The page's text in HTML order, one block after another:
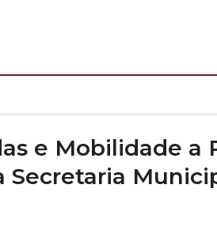
e Mobilidade a
Secretaria